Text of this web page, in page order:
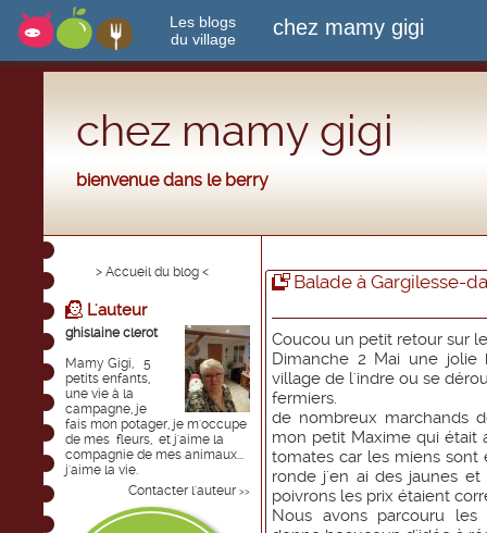
Les blogs
du village
chez mamy gigi
chez mamy gigi
bienvenue dans le berry
> Accueil du blog <
L'auteur
ghislaine clerot
Mamy Gigi, 5
petits enfants,
une vie à la
campagne, je
fais mon potager, je m'occupe
de mes fleurs, et j'aime la
compagnie de mes animaux...
j'aime la vie.
Contacter l'auteur >>
Balade à Gargilesse-
Coucou un petit retour sur
Dimanche 2 Mai une jolie
village de l'indre ou se
fermiers.
de nombreux marchands
mon petit Maxime qui était
tomates car les miens sont
ronde j'en ai des jaunes
poivrons les prix étaient
Nous avons parcouru les